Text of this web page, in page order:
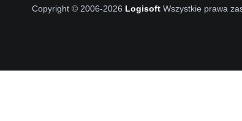
Copyright © 2006-2026 Logisoft Wszystkie prawa